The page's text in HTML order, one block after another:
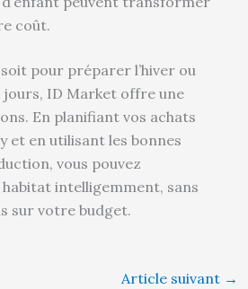
coût.
pour préparer l’hiver ou
jours, ID Market offre une
En planifiant vos achats
et en utilisant les bonnes
vous pouvez
intelligemment, sans
sur votre budget.
Article suivant →